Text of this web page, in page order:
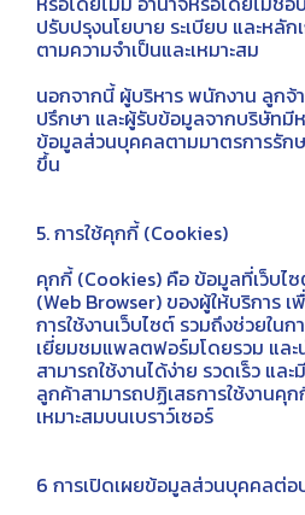
ปรับปรุงนโยบาย ระเบียบ และหลั
ตามความจําเป็นและเหมาะสม
นอกจากนี้ ผู้บริหาร พนักงาน ลูกจ้
ปรึกษา และผู้รับข้อมูลจากบริษัทมี
ข้อมูลส่วนบุคคลตามมาตรการรัก
ขึ้น
5. การใช้คุกกี้ (Cookies)
คุกกี้ (Cookies) คือ ข้อมูลที่เว็บไซ
(Web Browser) ของผู้ให้บริการ
การใช้งานเว็บไซต์ รวมถึงช่วยใ
เยี่ยมชมแพลตฟอร์มโดยรวม และ
สามารถใช้งานได้ง่าย รวดเร็ว แ
ลูกค้าสามารถปฏิเสธการใช้งานคุ
เหมาะสมบนเบราว์เซอร์
6 การเปิดเผยข้อมูลส่วนบุคคลต่